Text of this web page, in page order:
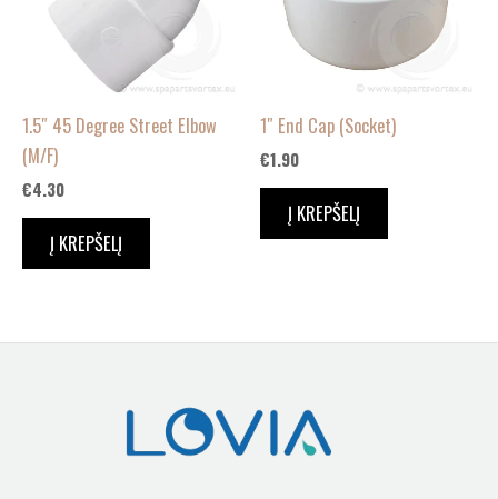
1.5″ 45 Degree Street Elbow
(M/F)
€4.30
Į KREPŠELĮ
1″ End Cap (Socket)
€1.90
Į KREPŠELĮ